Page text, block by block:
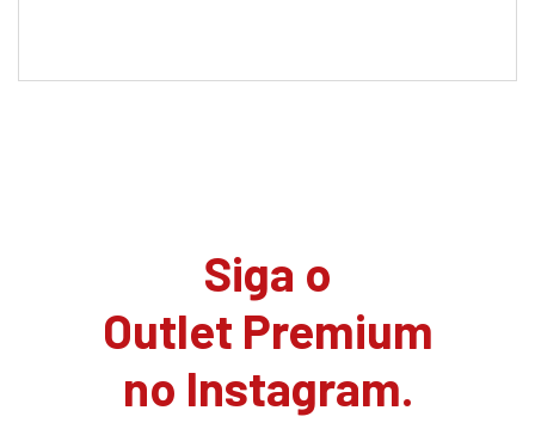
Siga o
Outlet Premium
no Instagram.